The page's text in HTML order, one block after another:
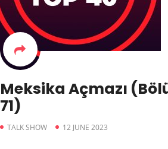
Meksika Açmazı
71)
TALK SHOW 12 JUNE 2023